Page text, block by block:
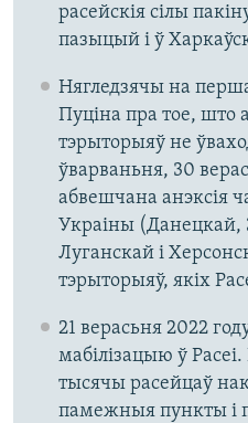
расейскія сілы
пазыцый і ў
Нягледзячы на
Пуціна пра тое, што
тэрыторыяў не
ўварваньня, 30
абвешчана анэксія
Украіны (Данецкай,
Луганскай і
тэрыторыяў, якіх
21 верасьня 2022
мабілізацыю ў
тысячы расейцаў
памежныя пункты і